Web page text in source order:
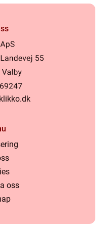
oss